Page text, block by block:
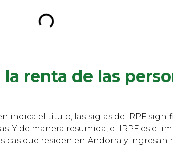
renta de las
indica el título, las siglas de IRPF
Y de manera resumida, el IRPF es el
que residen en Andorra y ingresan